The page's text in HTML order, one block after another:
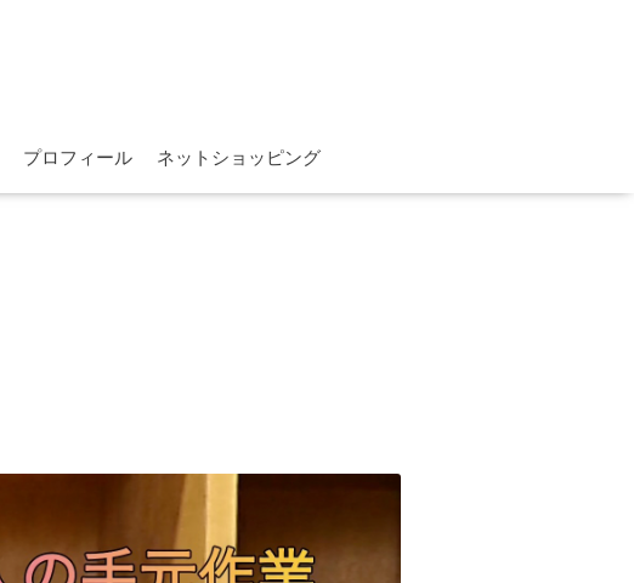
プロフィール ネットショッピング